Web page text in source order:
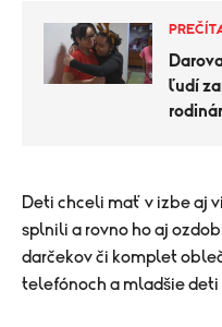
ľudí
Deti chceli mať v izbe aj
splnili a rovno ho aj
darčekov či komplet
telefónoch a mladšie deti